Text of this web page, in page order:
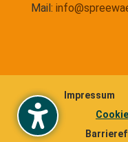
Mail:
Impressum